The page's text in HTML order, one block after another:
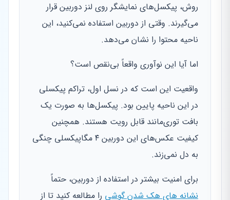
روش، پیکسل‌های نمایشگر روی لنز دوربین قرار
می‌گیرند. وقتی از دوربین استفاده نمی‌کنید، این
ناحیه محتوا را نشان می‌دهد.
اما آیا این نوآوری واقعاً بی‌نقص است؟
واقعیت این است که در نسل اول، تراکم پیکسلی
در این ناحیه پایین بود. پیکسل‌ها به صورت یک
بافت توری‌مانند قابل رویت هستند. همچنین
کیفیت عکس‌های این دوربین ۴ مگاپیکسلی چنگی
به دل نمی‌زند.
برای امنیت بیشتر در استفاده از دوربین، حتماً
نشانه های هک شدن گوشی را مطالعه کنید تا از